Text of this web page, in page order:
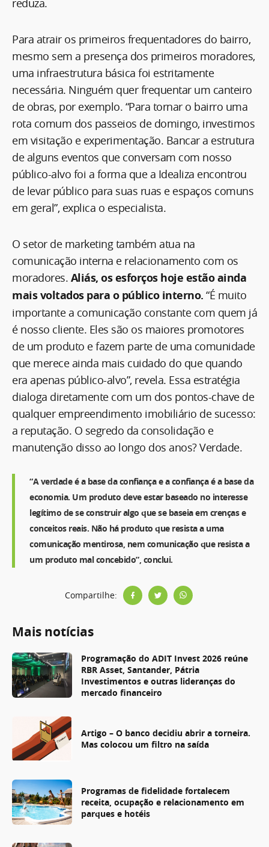
Para atrair os primeiros frequentadores do bairro,
mesmo sem a presença dos primeiros moradores,
uma infraestrutura básica foi estritamente
necessária. Ninguém quer frequentar um canteiro
de obras, por exemplo. “Para tornar o bairro uma
rota comum dos passeios de domingo, investimos
em visitação e experimentação. Bancar a estrutura
de alguns eventos que conversam com nosso
público-alvo foi a forma que a Idealiza encontrou
de levar público para suas ruas e espaços comuns
em geral”, explica o especialista.
O setor de marketing também atua na
comunicação interna e relacionamento com os
moradores. Aliás, os esforços hoje estão ainda
mais voltados para o público interno. “É muito
importante a comunicação constante com quem já
é nosso cliente. Eles são os maiores promotores
de um produto e fazem parte de uma comunidade
que merece ainda mais cuidado do que quando
era apenas público-alvo”, revela. Essa estratégia
dialoga diretamente com um dos pontos-chave de
qualquer empreendimento imobiliário de sucesso:
a reputação. O segredo da consolidação e
manutenção disso ao longo dos anos? Verdade.
“A verdade é a base da confiança e a confiança é a base da
economia. Um produto deve estar baseado no interesse
legítimo de se construir algo que se baseia em crenças e
conceitos reais. Não há produto que resista a uma
comunicação mentirosa, nem comunicação que resista a
um produto mal concebido”, conclui.
Compartilhe:
Mais notícias
Programação do ADIT Invest 2026 reúne
RBR Asset, Santander, Pátria
Investimentos e outras lideranças do
mercado financeiro
Artigo – O banco decidiu abrir a torneira.
Mas colocou um filtro na saída
Programas de fidelidade fortalecem
receita, ocupação e relacionamento em
parques e hotéis